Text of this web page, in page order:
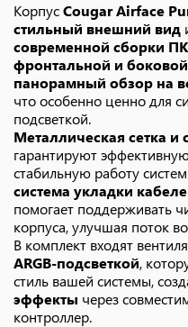
КорпусCougar Airface
стильный внешний вид
современной сборки ПК
фронтальной и
панорамный обзор на
что особенно ценно для
подсветкой.
Металлическая сетка
гарантируют
стабильную работу
система укладки
помогает поддерживать
корпуса, улучшая поток
В комплект входят
ARGB-подсветкой,
стиль вашей системы,
эффекты через
контроллер.